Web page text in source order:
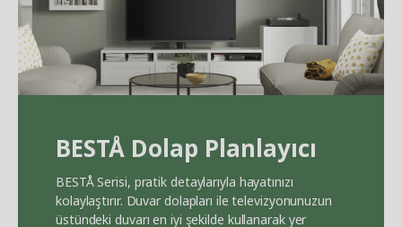
BESTÅ Dolap Planlayıcı
BESTÅSerisi, pratik detaylarıyla hayatınızı
kolaylaştırır. Duvar dolapları ile televizyonunuzun
üstündeki duvarı en iyi şekilde kullanarak yer